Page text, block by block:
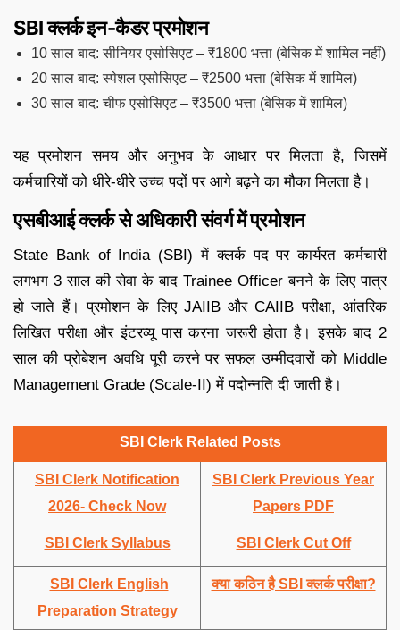
SBI क्लर्क इन-कैडर प्रमोशन
10 साल बाद: सीनियर एसोसिएट – ₹1800 भत्ता (बेसिक में शामिल नहीं)
20 साल बाद: स्पेशल एसोसिएट – ₹2500 भत्ता (बेसिक में शामिल)
30 साल बाद: चीफ एसोसिएट – ₹3500 भत्ता (बेसिक में शामिल)
यह प्रमोशन समय और अनुभव के आधार पर मिलता है, जिसमें
कर्मचारियों को धीरे-धीरे उच्च पदों पर आगे बढ़ने का मौका मिलता है।
एसबीआई क्लर्क से अधिकारी संवर्ग में प्रमोशन
State Bank of India (SBI) में क्लर्क पद पर कार्यरत कर्मचारी
लगभग 3 साल की सेवा के बाद Trainee Officer बनने के लिए पात्र
हो जाते हैं। प्रमोशन के लिए JAIIB और CAIIB परीक्षा, आंतरिक
लिखित परीक्षा और इंटरव्यू पास करना जरूरी होता है। इसके बाद 2
साल की प्रोबेशन अवधि पूरी करने पर सफल उम्मीदवारों को Middle
Management Grade (Scale-II) में पदोन्नति दी जाती है।
SBI Clerk Related Posts
SBI Clerk Notification
2026- Check Now
SBI Clerk Previous Year
Papers PDF
SBI Clerk Syllabus SBI Clerk Cut Off
SBI Clerk English
Preparation Strategy
क्या कठिन है SBI क्लर्क परीक्षा?